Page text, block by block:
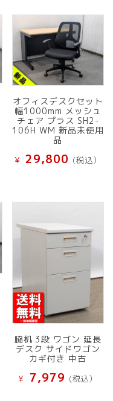
オフィスデスクセット
幅1000mm メッシュ
チェア プラス SH2-
106H WM 新品未使用
品
¥ 29,800 (税込）
脇机 3段 ワゴン 延長
デスク サイドワゴン
カギ付き 中古
¥ 7,979 (税込）